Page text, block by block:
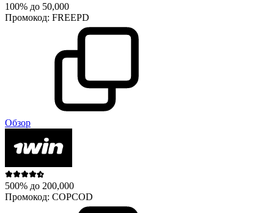
100% до 50,000
Промокод: FREEPD
Обзор
500% до 200,000
Промокод: COPCOD